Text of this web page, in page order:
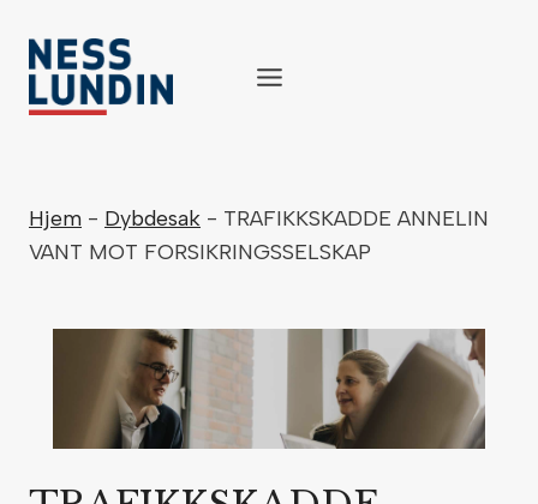
content
Hjem - Dybdesak - TRAFIKKSKADDE ANNELIN
VANT MOT FORSIKRINGSSELSKAP